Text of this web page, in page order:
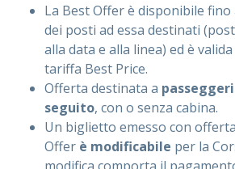
La Best Offer è disponibile
dei posti ad essa destinati
alla data e alla linea) ed è
tariffa Best Price.
Offerta destinata a
seguito, con o senza cabina.
Un biglietto emesso con
Offer è modificabile per la